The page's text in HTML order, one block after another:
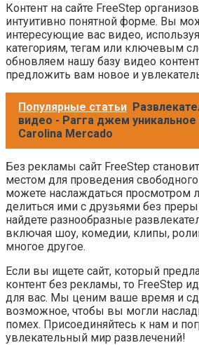
Контент на сайте FreeStep
интуитивно понятной форме. Вы
интересующие вас видео,
категориям, тегам или ключевым
обновляем нашу базу видео
предложить вам новое и
Популярные статьи
видео - Рагга джем
Carolina Mercado
Без рекламы сайт FreeStep
местом для проведения
можете наслаждаться
делиться ими с друзьями без
найдете разнообразные
включая шоу, комедии, клипы,
многое другое.
Если вы ищете сайт, который
контент без рекламы, то FreeStep
для вас. Мы ценим ваше время и
возможное, чтобы вы могли
помех. Присоединяйтесь к нам и
увлекательный мир развлечений!